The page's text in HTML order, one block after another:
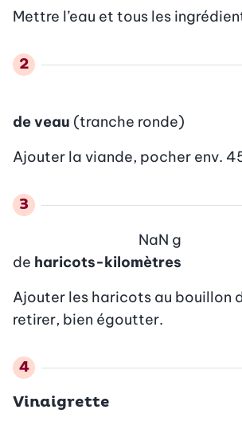
Mettre l’eau et tous les
de veau (tranche ronde)
Ajouter la viande, pocher env.
de haricots-kilomètres
NaN g
Ajouter les haricots au bouillon
retirer, bien égoutter.
Vinaigrette